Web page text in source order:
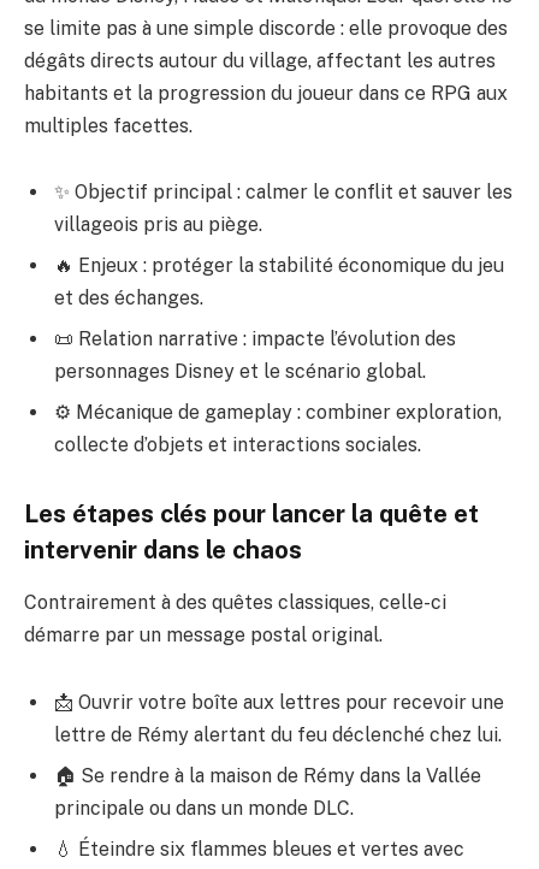
se limite pas à une simple discorde : elle provoque des
dégâts directs autour du village, affectant les autres
habitants et la progression du joueur dans ce RPG aux
multiples facettes.
✨ Objectif principal : calmer le conflit et sauver les
villageois pris au piège.
🔥 Enjeux : protéger la stabilité économique du jeu
et des échanges.
📜 Relation narrative : impacte l’évolution des
personnages Disney et le scénario global.
⚙️ Mécanique de gameplay : combiner exploration,
collecte d’objets et interactions sociales.
Les étapes clés pour lancer la quête et
intervenir dans le chaos
Contrairement à des quêtes classiques, celle-ci
démarre par un message postal original.
📩 Ouvrir votre boîte aux lettres pour recevoir une
lettre de Rémy alertant du feu déclenché chez lui.
🏠 Se rendre à la maison de Rémy dans la Vallée
principale ou dans un monde DLC.
💧 Éteindre six flammes bleues et vertes avec